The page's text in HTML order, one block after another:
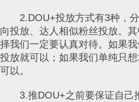
2.DOU+投放方式有3种，分
向投放、达人相似粉丝投放。
择我们一定要认真对待。如果
投放就可以；如果我们单纯只
可以。
3.推DOU+之前要保证自己